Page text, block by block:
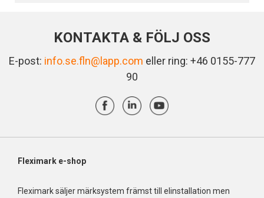
KONTAKTA & FÖLJ OSS
E-post: info.se.fln@lapp.com eller ring: +46 0155-777
90
Fleximark e-shop
Fleximark säljer märksystem främst till elinstallation men